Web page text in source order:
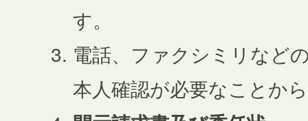
す。
電話、ファクシミリなど
本人確認が必要なことか